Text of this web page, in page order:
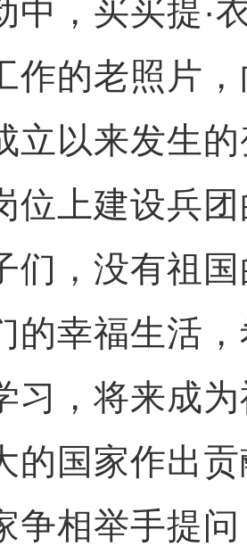
，买买提·衣
作的老照片
立以来发生
位上建设兵
们，没有祖
的幸福生活
习，将来成
的国家作出
争相举手提